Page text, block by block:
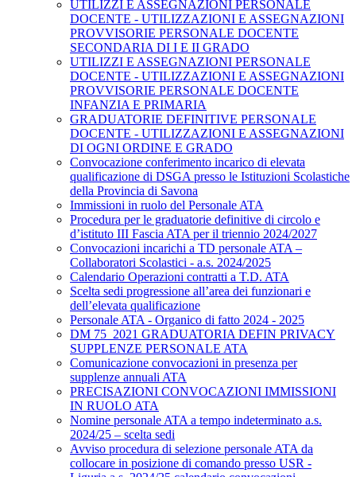
UTILIZZI E ASSEGNAZIONI PERSONALE
DOCENTE - UTILIZZAZIONI E ASSEGNAZIONI
PROVVISORIE PERSONALE DOCENTE
SECONDARIA DI I E II GRADO
UTILIZZI E ASSEGNAZIONI PERSONALE
DOCENTE - UTILIZZAZIONI E ASSEGNAZIONI
PROVVISORIE PERSONALE DOCENTE
INFANZIA E PRIMARIA
GRADUATORIE DEFINITIVE PERSONALE
DOCENTE - UTILIZZAZIONI E ASSEGNAZIONI
DI OGNI ORDINE E GRADO
Convocazione conferimento incarico di elevata
qualificazione di DSGA presso le Istituzioni Scolastiche
della Provincia di Savona
Immissioni in ruolo del Personale ATA
Procedura per le graduatorie definitive di circolo e
d’istituto III Fascia ATA per il triennio 2024/2027
Convocazioni incarichi a TD personale ATA –
Collaboratori Scolastici - a.s. 2024/2025
Calendario Operazioni contratti a T.D. ATA
Scelta sedi progressione all’area dei funzionari e
dell’elevata qualificazione
Personale ATA - Organico di fatto 2024 - 2025
DM 75_2021 GRADUATORIA DEFIN PRIVACY
SUPPLENZE PERSONALE ATA
Comunicazione convocazioni in presenza per
supplenze annuali ATA
PRECISAZIONI CONVOCAZIONI IMMISSIONI
IN RUOLO ATA
Nomine personale ATA a tempo indeterminato a.s.
2024/25 – scelta sedi
Avviso procedura di selezione personale ATA da
collocare in posizione di comando presso USR -